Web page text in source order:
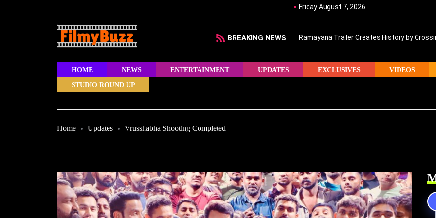
Friday August 7, 2026
BREAKING NEWS Ramayana Trailer Creates History by
HOME NEWS ENTERTAINMENT UPDATES EXCLUSIVES VIDEOS
STUDIO ROUND UP
Home Updates Vrusshabha Shooting Completed